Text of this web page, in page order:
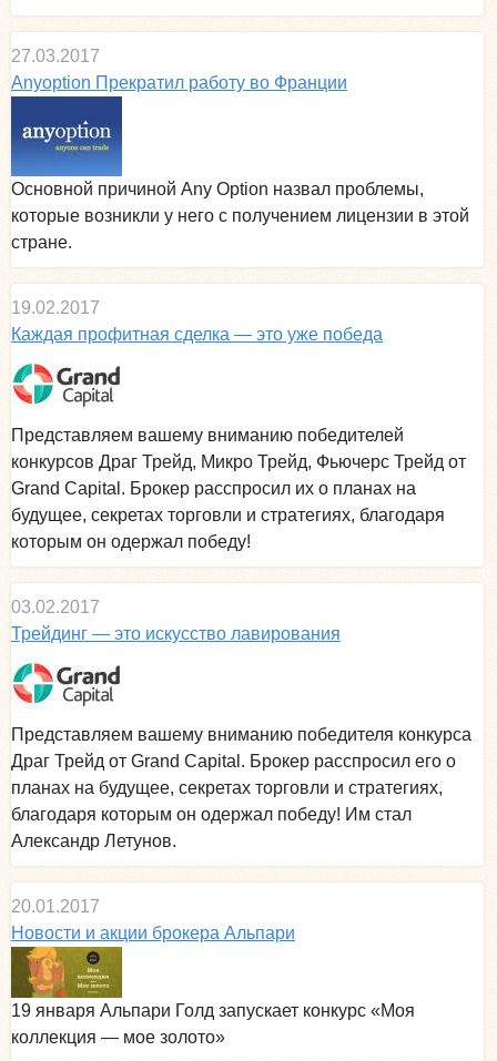
27.03.2017
Anyoption Прекратил работу во Франции
Основной причиной Any Option назвал проблемы,
которые возникли у него с получением лицензии в этой
стране.
19.02.2017
Каждая профитная сделка — это уже победа
Представляем вашему вниманию победителей
конкурсов Драг Трейд, Микро Трейд, Фьючерс Трейд от
Grand Capital. Брокер расспросил их о планах на
будущее, секретах торговли и стратегиях, благодаря
которым он одержал победу!
03.02.2017
Трейдинг — это искусство лавирования
Представляем вашему вниманию победителя конкурса
Драг Трейд от Grand Capital. Брокер расспросил его о
планах на будущее, секретах торговли и стратегиях,
благодаря которым он одержал победу! Им стал
Александр Летунов.
20.01.2017
Новости и акции брокера Альпари
19 января Альпари Голд запускает конкурс «Моя
коллекция — мое золото»